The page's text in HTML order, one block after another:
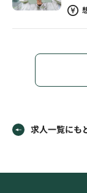
求人一覧にも